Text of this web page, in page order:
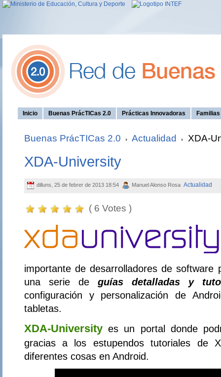
Inicio Buenas PrácTICas 2.0 Prácticas Innovadoras
Buenas PrácTICas 2.0 Actualidad XDA-
XDA-University
dilluns, 25 de febrer de 2013 18:54 Manuel Alonso Rosa Actualidad
( 6 Votes )
importante de desarrolladores de
una serie de guías detalladas y
configuración y personalización de
tabletas.
XDA-Universityes un portal donde
gracias a los estupendos tutoriales de
diferentes cosas en Android.